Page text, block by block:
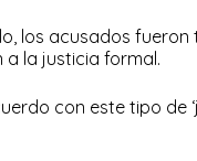
los acusados
a la justicia formal.
con este tipo de